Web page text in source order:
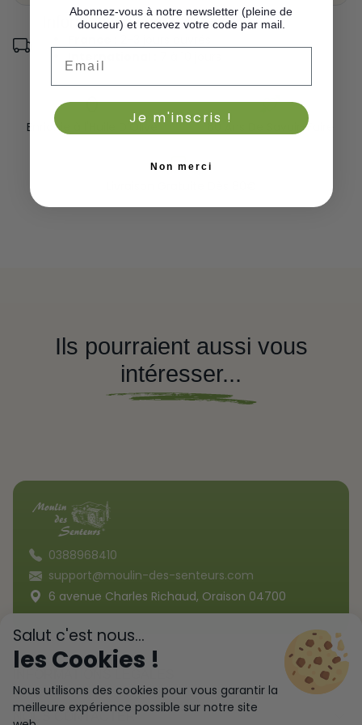
Salut c'est nous...
les Cookies !
Nous utilisons des cookies pour vous garantir la
meilleure expérience possible sur notre site
Informations sur la livraison
International :
Enrichie à l'Huile D'Olive 60 Ans De Savoir-Faire
Ils pourraient aussi vous
intéresser...
0388968410
support@moulin-des-senteurs.com
6 avenue Charles Richaud, Oraison 04700
NOUS CONTACTER
Abonnez-vous à notre newsletter (pleine de
douceur) et recevez votre code par mail.
Je m'inscris !
Non merci